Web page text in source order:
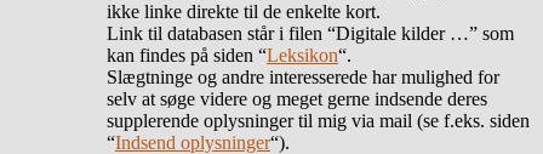
ikke linke direkte til de enkelte kort.
Link til databasen står i filen “Digitale kilder …” som
kan findes på siden “Leksikon“.
Slægtninge og andre interesserede har mulighed for
selv at søge videre og meget gerne indsende deres
supplerende oplysninger til mig via mail (se f.eks. siden
“Indsend oplysninger“).